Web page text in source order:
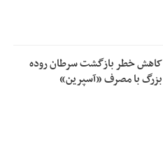
کاهش خطر بازگشت سرطان روده
بزرگ با مصرف «آسپرین»